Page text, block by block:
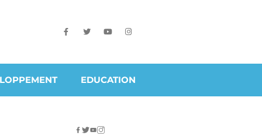
EDUCATION